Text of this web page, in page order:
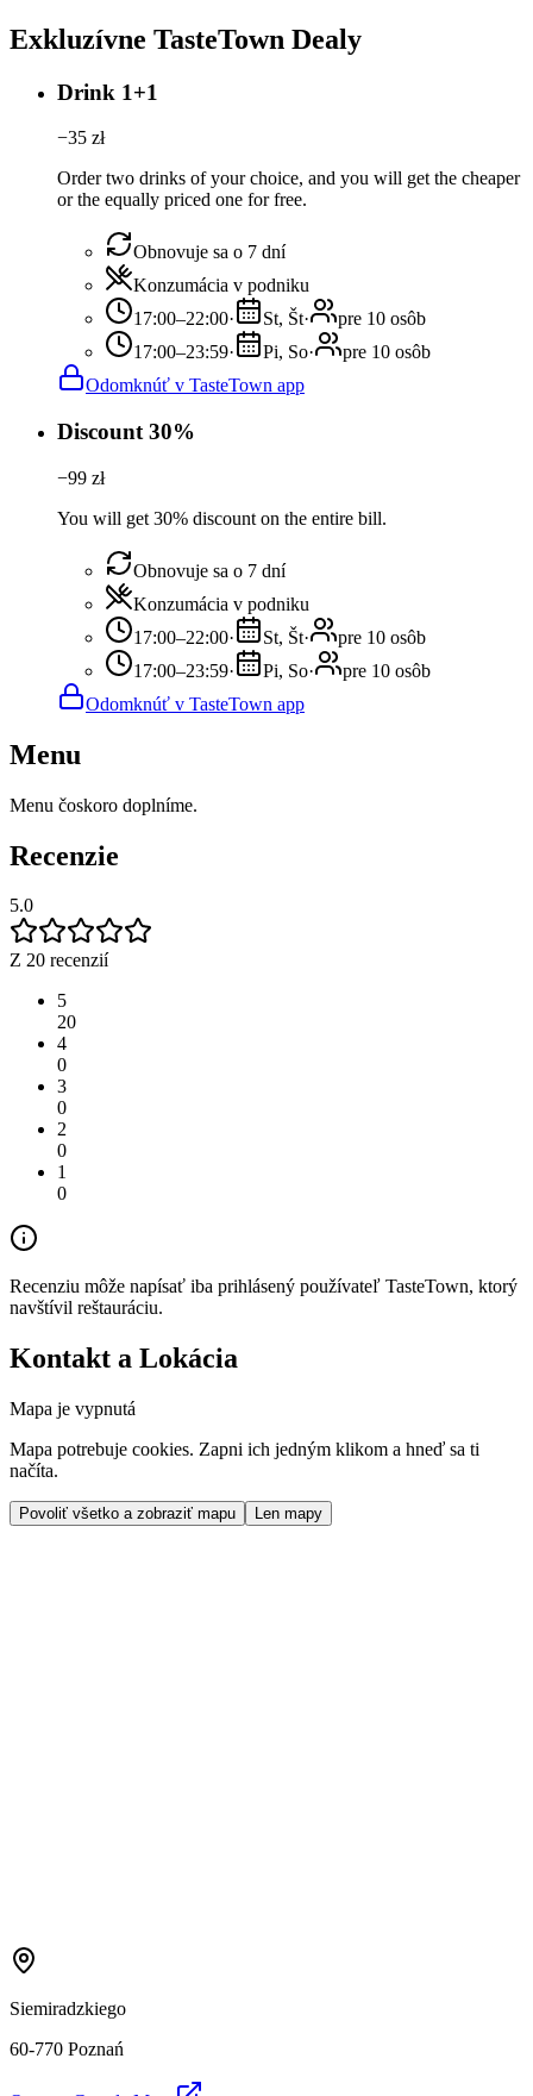
Exkluzívne TasteTown Dealy
Drink 1+1
−35 zł
Order two drinks of your choice, and you will get the cheaper
or the equally priced one for free.
Obnovuje sa o 7 dní
Konzumácia v podniku
17:00–22:00· St, Št·
pre 10 osôb
17:00–23:59· Pi, So·
pre 10 osôb
Odomknúť v TasteTown app
Discount 30%
−99 zł
You will get 30% discount on the entire bill.
Obnovuje sa o 7 dní
Konzumácia v podniku
17:00–22:00· St, Št·
pre 10 osôb
17:00–23:59· Pi, So·
pre 10 osôb
Odomknúť v TasteTown app
Menu
Menu čoskoro doplníme.
Recenzie
5.0
Z 20 recenzií
5
20
4
0
3
0
2
0
1
0
Recenziu môže napísať iba prihlásený používateľ TasteTown, ktorý
navštívil reštauráciu.
Kontakt a Lokácia
Mapa je vypnutá
Mapa potrebuje cookies. Zapni ich jedným klikom a hneď sa ti
načíta.
Povoliť všetko a zobraziť mapu Len mapy
Siemiradzkiego
60-770 Poznań